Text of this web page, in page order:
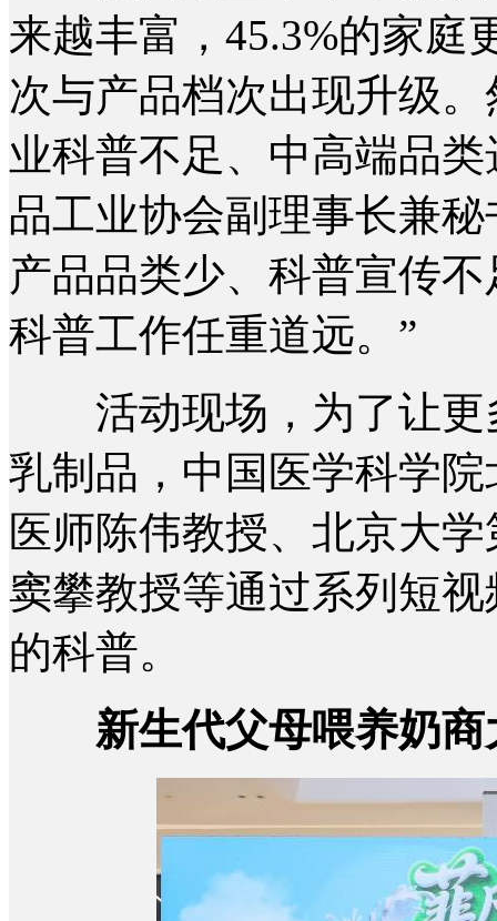
来越丰富，45.3%的家庭
次与产品档次出现升级
业科普不足、中高端品
品工业协会副理事长兼
产品品类少、科普宣传
科普工作任重道远。”
活动现场，为了让更
乳制品，中国医学科学
医师陈伟教授、北京大
窦攀教授等通过系列短
的科普。
新生代父母喂养奶